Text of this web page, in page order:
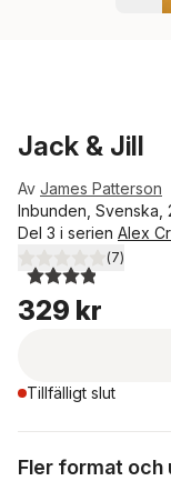
Jack & Jill
Av James Patterson
Inbunden, Svenska,
Del 3 i serien Alex
3,9utav 5 stjärnor.
(7)
329 kr
Tillfälligt slut
Fler format och